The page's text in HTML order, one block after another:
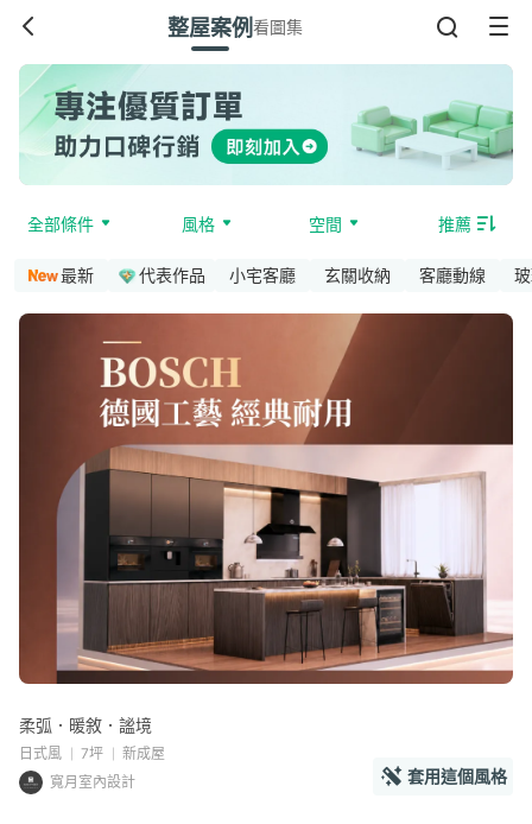
整屋案例看圖集
全部條件 風格 空間 推薦
最新 代表作品 小宅客廳 玄關收納 客廳動線
柔弧．暖敘．謐境
日式風 7坪
新成屋
寬月室內設計
套用這個風格